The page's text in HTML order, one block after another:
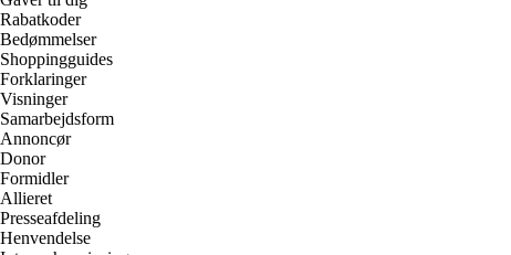
Rabatkoder
Bedømmelser
Shoppingguides
Forklaringer
Visninger
Samarbejdsform
Annoncør
Donor
Formidler
Allieret
Presseafdeling
Henvendelse